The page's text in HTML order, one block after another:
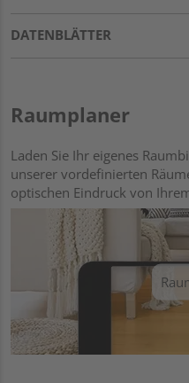
DATENBLÄTTER
Raumplaner
Laden Sie Ihr eigenes
unserer vordefinierten
optischen Eindruck von